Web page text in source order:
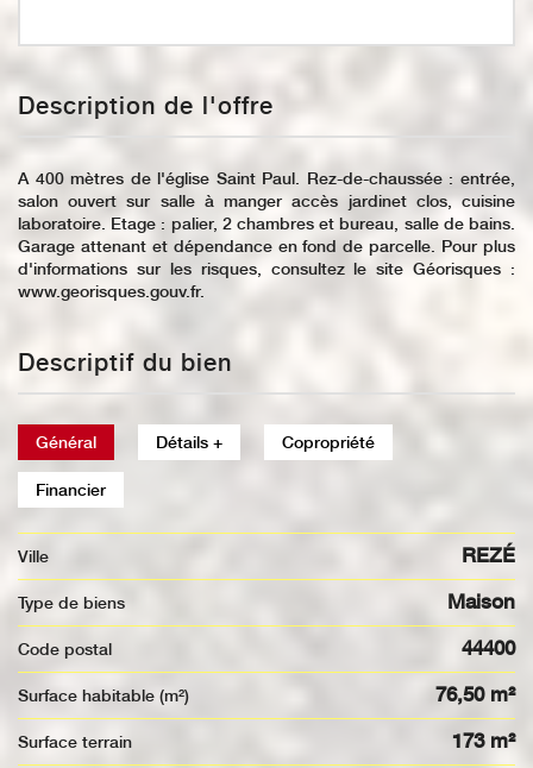
Description de l'offre
A 400 mètres de l'église Saint Paul. Rez-de-chaussée : entrée,
salon ouvert sur salle à manger accès jardinet clos, cuisine
laboratoire. Etage : palier, 2 chambres et bureau, salle de bains.
Garage attenant et dépendance en fond de parcelle. Pour plus
d'informations sur les risques, consultez le site Géorisques :
www.georisques.gouv.fr.
Descriptif du bien
Général Détails + Copropriété
Financier
Ville REZÉ
Type de biens Maison
Code postal 44400
Surface habitable (m²) 76,50 m²
surface terrain 173 m²